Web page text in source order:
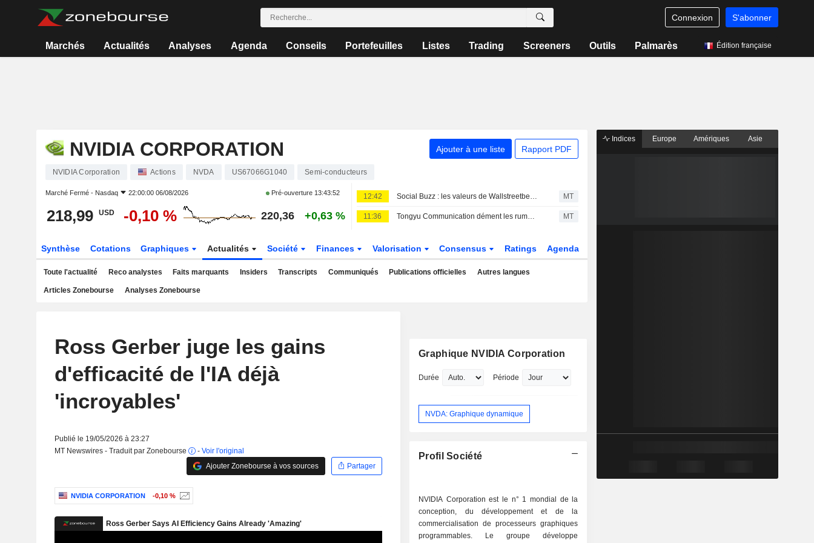
Connexion S'abonner
Marchés Actualités Analyses Agenda Conseils Portefeuilles Listes Trading Screeners Outils Palmarès Édition française
NVIDIA CORPORATION Ajouter à une liste Rapport PDF
NVIDIA Corporation Actions NVDA US67066G1040 Semi-conducteurs
Marché Fermé - Nasdaq 22:00:00 06/08/2026 Pré-ouverture 13:43:52
218,99 USD -0,10 % 220,36 +0,63 %
12:42 Social Buzz : les valeurs de Wallstreetbets majoritairement en hausse avant l'ouverture vendredi ; Hertz Global progresse, Trade Desk chute MT
11:36 Tongyu Communication dément les rumeurs concernant l'implication de Jiaxian Communication avec Nvidia MT
Synthèse Cotations Graphiques Actualités Société Finances Valorisation Consensus Ratings Agenda
Toute l'actualité Reco analystes Faits marquants Insiders Transcripts Communiqués Publications officielles Autres langues
Articles Zonebourse Analyses Zonebourse
Ross Gerber juge les gains
d'efficacité de l'IA déjà
'incroyables'
Publié le 19/05/2026 à 23:27
MT Newswires - Traduit par Zonebourse
- Voir l'original
Ajouter Zonebourse à vos sources
Partager
NVIDIA CORPORATION -0,10 %
Graphique NVIDIA Corporation
Durée Période
NVDA: Graphique dynamique
Profil Société
NVIDIA Corporation est le n° 1 mondial de la
conception, du développement et de la
commercialisation de processeurs graphiques
programmables. Le groupe développe
Indices Europe Amériques Asie